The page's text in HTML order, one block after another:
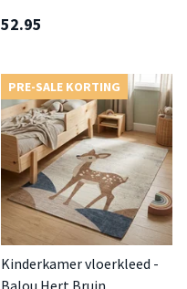
52.95
PRE-SALE KORTING
Kinderkamer vloerkleed -
Balou Hert Bruin